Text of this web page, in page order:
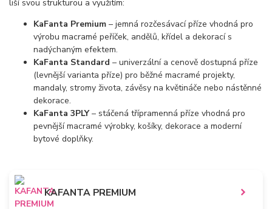
liší svou strukturou a využitím:
KaFanta Premium – jemná rozčesávací příze vhodná pro
výrobu macramé peříček, andělů, křídel a dekorací s
nadýchaným efektem.
KaFanta Standard – univerzální a cenově dostupná příze
(levnější varianta příze) pro běžné macramé projekty,
mandaly, stromy života, závěsy na květináče nebo nástěnné
dekorace.
KaFanta 3PLY– stáčená třípramenná příze vhodná pro
pevnější macramé výrobky, košíky, dekorace a moderní
bytové doplňky.
KAFANTA PREMIUM